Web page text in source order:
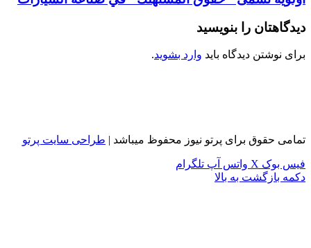
دیدگاهتان را بنویسید
برای نوشتن دیدگاه باید وارد بشوید.
تمامی حقوق برای پرتو نیوز محفوظ میباشد | طراحی سایت پرتو
فیس بوک X واتس آپ تلگرام
دکمه بازگشت به بالا